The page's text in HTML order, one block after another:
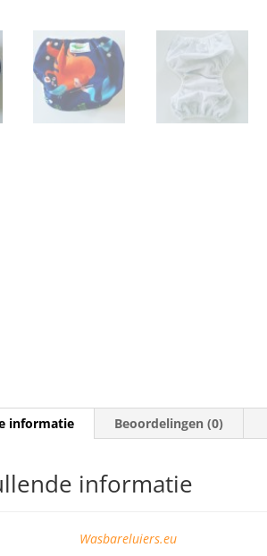
informatie Beoordelingen (0)
informatie
Wasbareluiers.eu